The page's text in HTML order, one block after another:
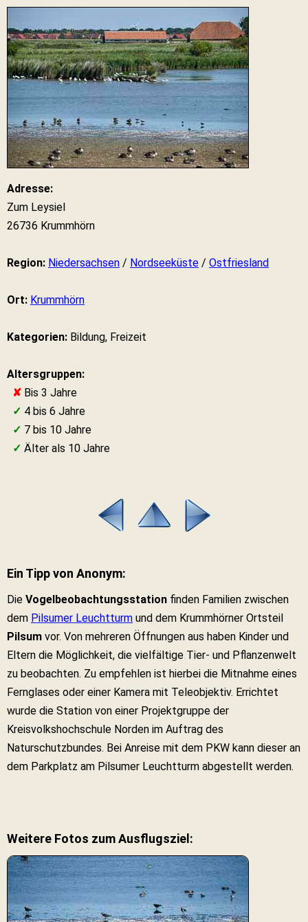
Adresse:
Zum Leysiel
26736 Krummhörn
Region: Niedersachsen / Nordseeküste / Ostfriesland
Ort: Krummhörn
Kategorien: Bildung, Freizeit
Altersgruppen:
✘ Bis 3 Jahre
✓ 4 bis 6 Jahre
✓ 7 bis 10 Jahre
✓ Älter als 10 Jahre
Ein Tipp von Anonym:
Die Vogelbeobachtungsstation finden Familien zwischen
dem Pilsumer Leuchtturm und dem Krummhörner Ortsteil
Pilsum vor. Von mehreren Öffnungen aus haben Kinder und
Eltern die Möglichkeit, die vielfältige Tier- und Pflanzenwelt
zu beobachten. Zu empfehlen ist hierbei die Mitnahme eines
Fernglases oder einer Kamera mit Teleobjektiv. Errichtet
wurde die Station von einer Projektgruppe der
Kreisvolkshochschule Norden im Auftrag des
Naturschutzbundes. Bei Anreise mit dem PKW kann dieser an
dem Parkplatz am Pilsumer Leuchtturm abgestellt werden.
Weitere Fotos zum Ausflugsziel: